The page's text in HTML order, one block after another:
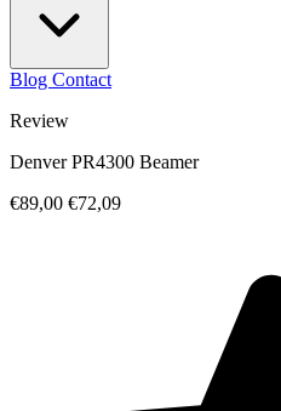
Blog Contact
Review
Denver PR4300 Beamer
€89,00 €72,09